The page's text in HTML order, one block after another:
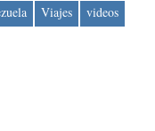
Viajes videos